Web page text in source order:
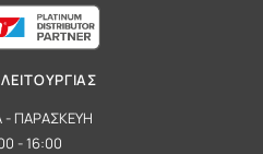
- ΠΑΡΑΣΚΕΥΗ
- 16:00